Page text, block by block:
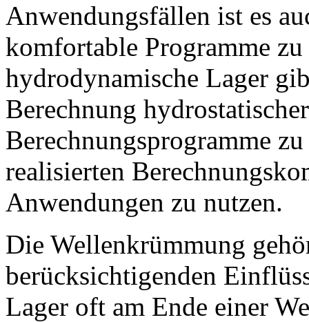
Anwendungsfällen ist es
komfortable Programme
hydrodynamische Lager
Berechnung
Berechnungsprogramme
realisierten
Anwendungen zu nutzen.
Die Wellenkrümmung
berücksichtigenden
Lager oft am Ende einer